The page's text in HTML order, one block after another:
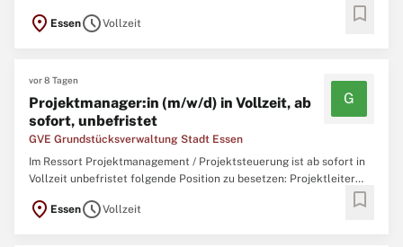
(m/w/d) Städtische Hochbauprojekte Vollzeit ab sofort unbefristet
Die GVE Grundstücksverwaltung Stadt Essen GmbH ist
location_on EssenscheduleVollzeit bookmark
vor 8 Tagen
Projektmanager:in (m/w/d) in Vollzeit, ab
sofort, unbefristet
GVE Grundstücksverwaltung Stadt Essen
G
Im Ressort Projektmanagement / Projektsteuerung ist ab sofort in
Vollzeit unbefristet folgende Position zu besetzen: Projektleiter
(m/w/d) Städtische Hochbauprojekte Vollzeit ab sofort unbefristet
Die GVE Grundstücksverwaltung Stadt Essen GmbH ist
location_on EssenscheduleVollzeit bookmark